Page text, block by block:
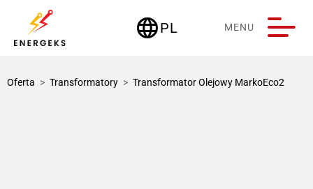
languagePL
Deutschland MENU
Oferta > Transformatory > Transformator Olejowy MarkoEco2